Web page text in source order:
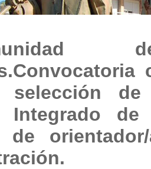
selección
Integrado
de